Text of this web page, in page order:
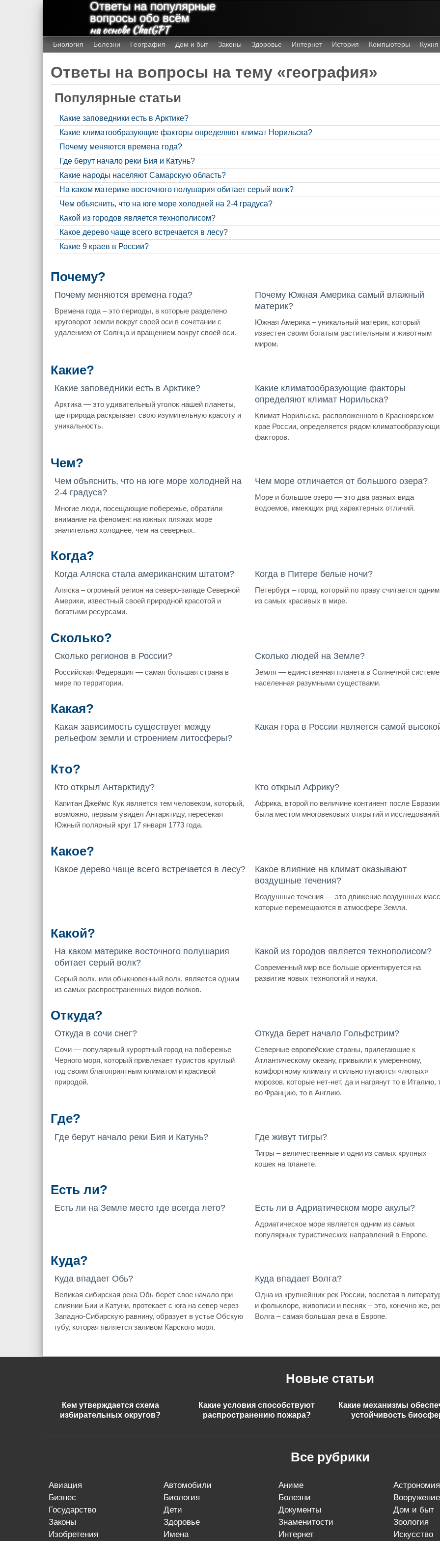
Ответы на популярные
вопросы обо всём
на основе ChatGPT
Биология Болезни География Дом и быт Законы Здоровье Интернет История Компьютеры Кухня
Ответы на вопросы на тему «география»
Популярные статьи
Какие заповедники есть в Арктике?
Какие климатообразующие факторы определяют климат Норильска?
Почему меняются времена года?
Где берут начало реки Бия и Катунь?
Какие народы населяют Самарскую область?
На каком материке восточного полушария обитает серый волк?
Чем объяснить, что на юге море холодней на 2-4 градуса?
Какой из городов является технополисом?
Какое дерево чаще всего встречается в лесу?
Какие 9 краев в России?
Почему?
Почему меняются времена года?
Времена года – это периоды, в которые разделено
круговорот земли вокруг своей оси в сочетании с
удалением от Солнца и вращением вокруг своей оси.
Почему Южная Америка самый влажный
материк?
Южная Америка – уникальный материк, который
известен своим богатым растительным и животным
миром.
Какие?
Какие заповедники есть в Арктике?
Арктика — это удивительный уголок нашей планеты,
где природа раскрывает свою изумительную красоту и
уникальность.
Какие климатообразующие факторы
определяют климат Норильска?
Климат Норильска, расположенного в Красноярском
крае России, определяется рядом
факторов.
Чем?
Чем объяснить, что на юге море холодней на
2-4 градуса?
Многие люди, посещающие побережье, обратили
внимание на феномен: на южных пляжах море
значительно холоднее, чем на северных.
Чем море отличается от большого озера?
Море и большое озеро — это два разных вида
водоемов, имеющих ряд характерных отличий.
Когда?
Когда Аляска стала американским штатом?
Аляска – огромный регион на северо-западе Северной
Америки, известный своей природной красотой и
богатыми ресурсами.
Когда в Питере белые ночи?
Петербург – город, который по праву считается одним
из самых красивых в мире.
Сколько?
Сколько регионов в России?
Российская Федерация — самая большая страна в
мире по территории.
Сколько людей на Земле?
Земля — единственная планета в Солнечной
населенная разумными существами.
Какая?
Какая зависимость существует между
рельефом земли и строением литосферы?
Какая гора в России является самой
Кто?
Кто открыл Антарктиду?
Капитан Джеймс Кук является тем человеком, который,
возможно, первым увидел Антарктиду, пересекая
Южный полярный круг 17 января 1773 года.
Кто открыл Африку?
Африка, второй по величине континент после
была местом многовековых открытий и
Какое?
Какое дерево чаще всего встречается в лесу?
Какое влияние на климат оказывают
воздушные течения?
Воздушные течения — это движение воздушных
которые перемещаются в атмосфере Земли.
Какой?
На каком материке восточного полушария
обитает серый волк?
Серый волк, или обыкновенный волк, является одним
из самых распространенных видов волков.
Какой из городов является технополисом?
Современный мир все больше ориентируется на
развитие новых технологий и науки.
Откуда?
Откуда в сочи снег?
Сочи — популярный курортный город на побережье
Черного моря, который привлекает туристов круглый
год своим благоприятным климатом и красивой
природой.
Откуда берет начало Гольфстрим?
Северные европейские страны, прилегающие к
Атлантическому океану, привыкли к умеренному,
комфортному климату и сильно пугаются «лютых»
морозов, которые нет-нет, да и нагрянут то в Италию,
во Францию, то в Англию.
Где?
Где берут начало реки Бия и Катунь? Где живут тигры?
Тигры – величественные и одни из самых крупных
кошек на планете.
Есть ли?
Есть ли на Земле место где всегда лето? Есть ли в Адриатическом море акулы?
Адриатическое море является одним из самых
популярных туристических направлений в Европе.
Куда?
Куда впадает Обь?
Великая сибирская река Обь берет свое начало при
слиянии Бии и Катуни, протекает с юга на север через
Западно-Сибирскую равнину, образует в устье Обскую
губу, которая является заливом Карского моря.
Куда впадает Волга?
Одна из крупнейших рек России, воспетая в
и фольклоре, живописи и песнях – это, конечно же,
Волга – самая большая река в Европе.
Новые статьи
Кем утверждается схема
избирательных округов?
Какие условия способствуют
распространению пожара?
Какие механизмы
устойчивость
Все рубрики
авиация автомобили аниме
астрономия
бизнес
биология болезни
вооружение
государство
дети документы
дом и быт
законы
здоровье знаменитости
зоология
изобретения
имена интернет искусство